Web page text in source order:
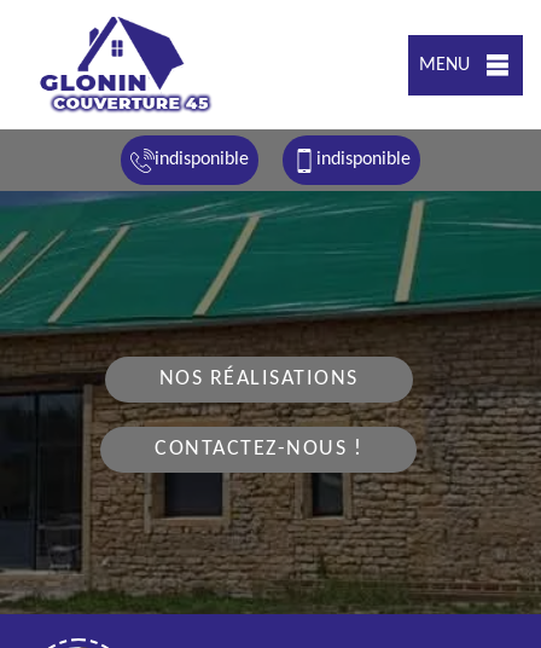
MENU
indisponible indisponible
NOS RÉALISATIONS
CONTACTEZ-NOUS !